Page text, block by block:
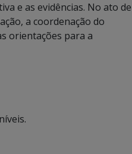
e as evidências. No ato de
a coordenação do
orientações para a